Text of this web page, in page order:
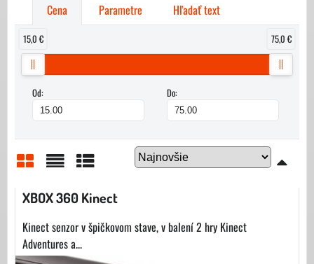
Cena Parametre Hľadať text
Od: Do:
15,0 € 75,0 €
MriežkaZoznamTabuľka
XBOX 360 Kinect
Kinect senzor v špičkovom stave, v balení 2 hry Kinect
Adventures a...